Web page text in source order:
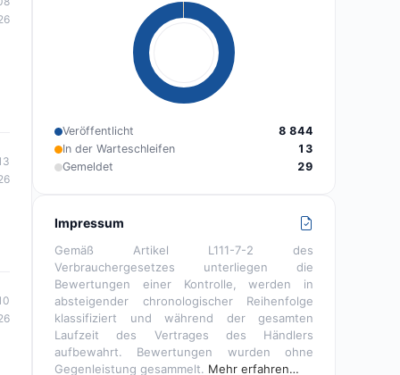
Veröffentlicht
8 844
In der Warteschleifen
13
Gemeldet
29
Impressum
Gemäß Artikel L111-7-2 des
Verbrauchergesetzes unterliegen die
Bewertungen einer Kontrolle, werden in
absteigender chronologischer Reihenfolge
klassifiziert und während der gesamten
Laufzeit des Vertrages des Händlers
aufbewahrt. Bewertungen wurden ohne
Gegenleistung gesammelt. Mehr erfahren…